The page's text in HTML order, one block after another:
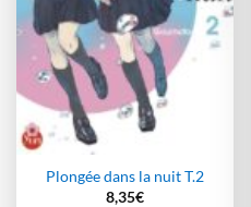
Plongée dans la nuit T.2
8,35€